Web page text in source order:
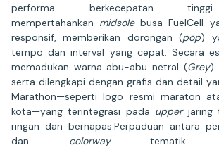
performa berkecepatan
mempertahankan midsolebusa FuelCell
responsif, memberikan dorongan (pop)
tempo dan interval yang cepat. Secara
memadukan warna abu-abu netral (Grey)
serta dilengkapi dengan grafis dan detail
Marathon—seperti logo resmi maraton
kota—yang terintegrasi pada upperjaring
ringan dan bernapas.Perpaduan antara
dan colorwaytematik